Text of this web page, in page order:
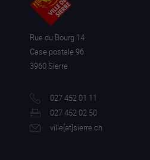
Rue du Bourg 14
Case postale 96
3960 Sierre
027 452 01 11
027 452 02 50
ville[at]sierre.ch